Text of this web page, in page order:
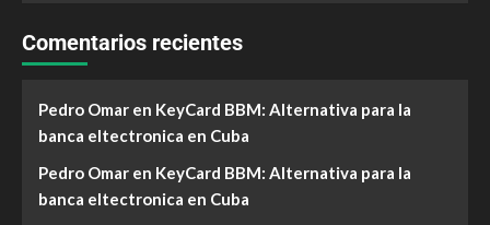
Comentarios recientes
Pedro Omar en KeyCard BBM: Alternativa para la
banca eltectronica en Cuba
Pedro Omar en KeyCard BBM: Alternativa para la
banca eltectronica en Cuba